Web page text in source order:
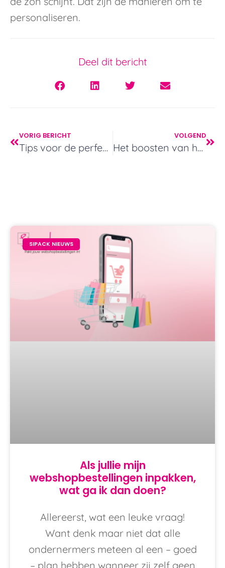
personaliseren.
Deel dit bericht
VORIG BERICHT
Tips voor de perfecte nieuwsbrief van jouw webshop
VOLGEND
Het boosten van het aantal bestellingen.
SIPACK NIEUWS
Als jullie mijn
webshopbestellingen inpakken,
wat ga ik dan doen?
Allereerst, wat een leuke vraag!
Want denk maar niet dat alle
ondernermers meteen al een – goed
– plan hebben wanneer zij zelf geen